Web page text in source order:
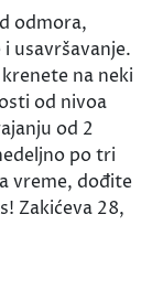
odmora,
usavršavanje.
na neki
od nivoa
od 2
po tri
vreme, dođite
Zakićeva 28,